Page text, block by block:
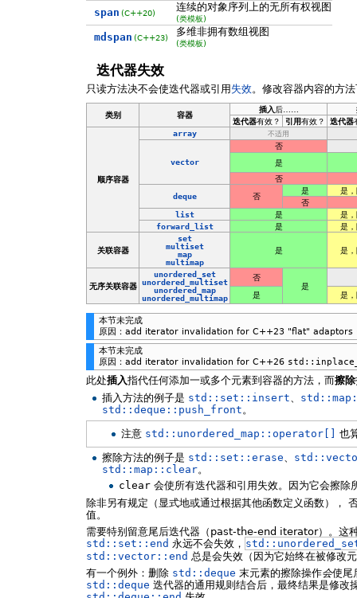
span (C++20) 连续的对象序列上的无所有权视图
(类模板)
mdspan (C++23) 多维非拥有数组视图
(类模板)
迭代器失效
只读方法决不会使迭代器或引用 失效。修改容器内容的方
类别 容器
插入 后……
迭代器有效？ 引用有效？ 迭代器
顺序容器
array 不适用
vector
否
是
否
deque
否
是
是
否
list
是
是
forward_list
是 是
关联容器
set
multiset
map
multimap
是 是
无序关联容器
unordered_set
unordered_multiset
unordered_map
unordered_multimap
否
是
是
是
本节未完成
原因：add iterator invalidation for C++23 "flat" adaptors
本节未完成
原因：add iterator invalidation for C++26
此处插入指代任何添加一或多个元素到容器的方法，而擦除
插入方法的例子是 std::set::insert、
std::deque::push_front。
注意 std::unordered_map::operator[]
也
擦除方法的例子是 std::set::erase、
std::map::clear。
clear会使所有迭代器和引用失效。因为它会擦除
除非另有规定（显式地或通过根据其他函数定义函数），
值。
需要特别留意尾后迭代器（past-the-end iterator）。这
std::set::end 永远不会失效，
std::vector::end 总是会失效（因为它始终在被修改
有一个例外：删除 std::deque 末元素的擦除操作会使尾
std::deque 迭代器的通用规则结合后，最终结果是修改